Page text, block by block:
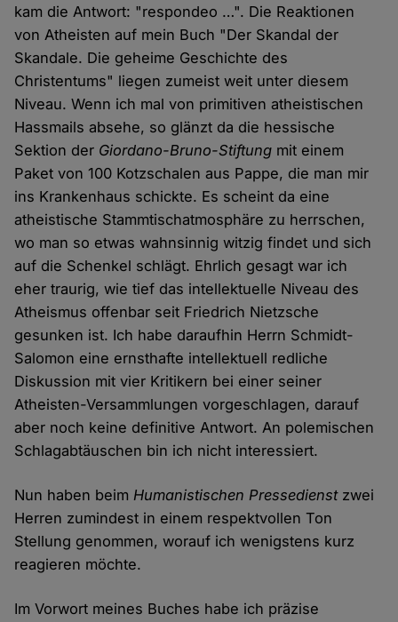
kam die Antwort: "respondeo …". Die Reaktionen
von Atheisten auf mein Buch "Der Skandal der
Skandale. Die geheime Geschichte des
Christentums" liegen zumeist weit unter diesem
Niveau. Wenn ich mal von primitiven atheistischen
Hassmails absehe, so glänzt da die hessische
Sektion der Giordano-Bruno-Stiftung mit einem
Paket von 100 Kotzschalen aus Pappe, die man mir
ins Krankenhaus schickte. Es scheint da eine
atheistische Stammtischatmosphäre zu herrschen,
wo man so etwas wahnsinnig witzig findet und sich
auf die Schenkel schlägt. Ehrlich gesagt war ich
eher traurig, wie tief das intellektuelle Niveau des
Atheismus offenbar seit Friedrich Nietzsche
gesunken ist. Ich habe daraufhin Herrn Schmidt-
Salomon eine ernsthafte intellektuell redliche
Diskussion mit vier Kritikern bei einer seiner
Atheisten-Versammlungen vorgeschlagen, darauf
aber noch keine definitive Antwort. An polemischen
Schlagabtäuschen bin ich nicht interessiert.
Nun haben beimHumanistischen Pressedienstzwei
Herren zumindest in einem respektvollen Ton
Stellung genommen, worauf ich wenigstens kurz
reagieren möchte.
Im Vorwort meines Buches habe ich präzise